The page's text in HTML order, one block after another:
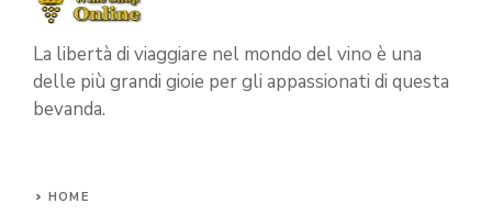
La libertà di viaggiare nel mondo del vino è una
delle più grandi gioie per gli appassionati di questa
bevanda.
HOME